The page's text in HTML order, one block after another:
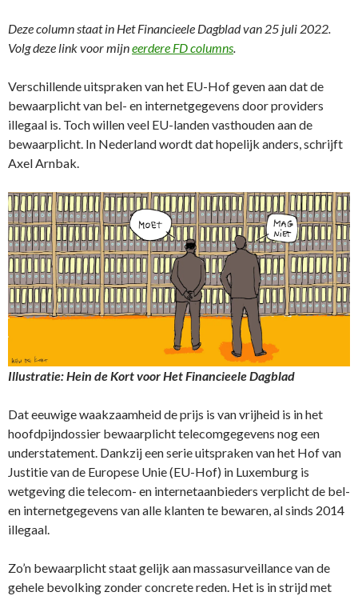
Deze column staat in Het Financieele Dagblad van 25 juli 2022.
Volg deze link voor mijneerdere FD columns.
Verschillende uitspraken van het EU-Hof geven aan dat de
bewaarplicht van bel- en internetgegevens door providers
illegaal is. Toch willen veel EU-landen vasthouden aan de
bewaarplicht. In Nederland wordt dat hopelijk anders, schrijft
Axel Arnbak.
Illustratie: Hein de Kort voor Het Financieele Dagblad
Dat eeuwige waakzaamheid de prijs is van vrijheid is in het
hoofdpijndossier bewaarplicht telecomgegevens nog een
understatement. Dankzij een serie uitspraken van het Hof van
Justitie van de Europese Unie (EU-Hof) in Luxemburg is
wetgeving die telecom- en internetaanbieders verplicht de bel-
en internetgegevens van alle klanten te bewaren, al sinds 2014
illegaal.
Zo’n bewaarplicht staat gelijk aan massasurveillance van de
gehele bevolking zonder concrete reden. Het is in strijd met